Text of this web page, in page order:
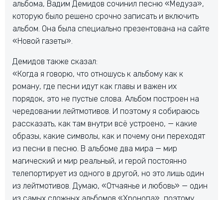
альбома, Вадим Демидов сочинил песню «Медуза»,
которую было решено срочно записать и включить
альбом. Она была специально презентована на сайте
«Новой газеты».
Демидов также сказал:
«Когда я говорю, что отношусь к альбому как к
роману, где песни идут как главы и важен их
порядок, это не пустые слова. Альбом построен на
чередовании лейтмотивов. И поэтому я собираюсь
рассказать, как там внутри всё устроено, — какие
образы, какие символы, как и почему они переходят
из песни в песню. В альбоме два мира — мир
магический и мир реальный, и герой постоянно
телепортирует из одного в другой, но это лишь один
из лейтмотивов. Думаю, «Отчаянье и любовь» — один